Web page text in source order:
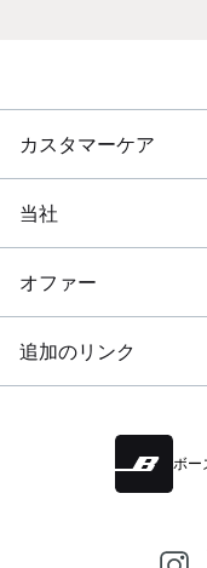
カスタマーケア
当社
オファー
追加のリンク
ボー